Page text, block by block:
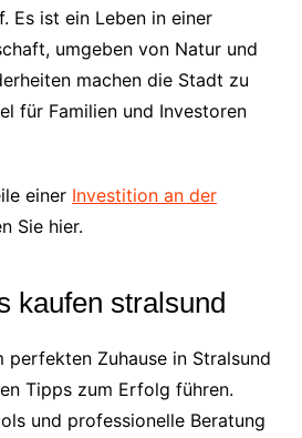
Es ist ein Leben in einer
umgeben von Natur und
machen die Stadt zu
für Familien und Investoren
einer Investition an der
Sie hier.
kaufen stralsund
perfekten Zuhause in Stralsund
Tipps zum Erfolg führen.
und professionelle Beratung